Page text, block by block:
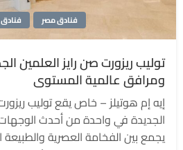
فنادق مصر
توليب ريزورت صن رايز العلمين
ومرافق عالمية المستوى
إيه إم هوتيلز – خاص يقع توليب
الجديدة في واحدة من أحدث
يجمع بين الفخامة العصرية والطبيعة